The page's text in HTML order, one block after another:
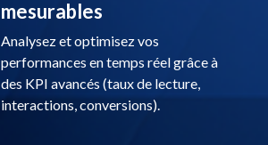
mesurables
Analysez et optimisez vos
performances en temps réel grâce à
des KPI avancés (taux de lecture,
interactions, conversions).